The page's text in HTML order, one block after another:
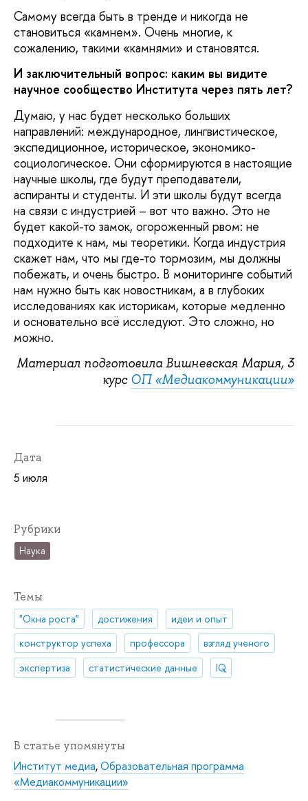
Самому всегда быть в тренде и никогда не
становиться «камнем». Очень многие, к
сожалению, такими «камнями» и становятся.
И заключительный вопрос: каким вы видите
научное сообщество Института через пять лет?
Думаю, у нас будет несколько больших
направлений: международное, лингвистическое,
экспедиционное, историческое, экономико-
социологическое. Они сформируются в настоящие
научные школы, где будут преподаватели,
аспиранты и студенты. И эти школы будут всегда
на связи с индустрией – вот что важно. Это не
будет какой-то замок, огороженный рвом: не
подходите к нам, мы теоретики. Когда индустрия
скажет нам, что мы где-то тормозим, мы должны
побежать, и очень быстро. В мониторинге событий
нам нужно быть как новостникам, а в глубоких
исследованиях как историкам, которые медленно
и основательно всё исследуют. Это сложно, но
можно.
Материал подготовила Вишневская Мария, 3
курс ОП «Медиакоммуникации»
Дата
5 июля
Рубрики
Наука
Темы
"Окна роста" достижения
идеи и опыт
конструктор успеха
профессора
взгляд ученого
экспертиза
статистические данные IQ
В статье упомянуты
Институт медиа,Образовательная программа
«Медиакоммуникации»